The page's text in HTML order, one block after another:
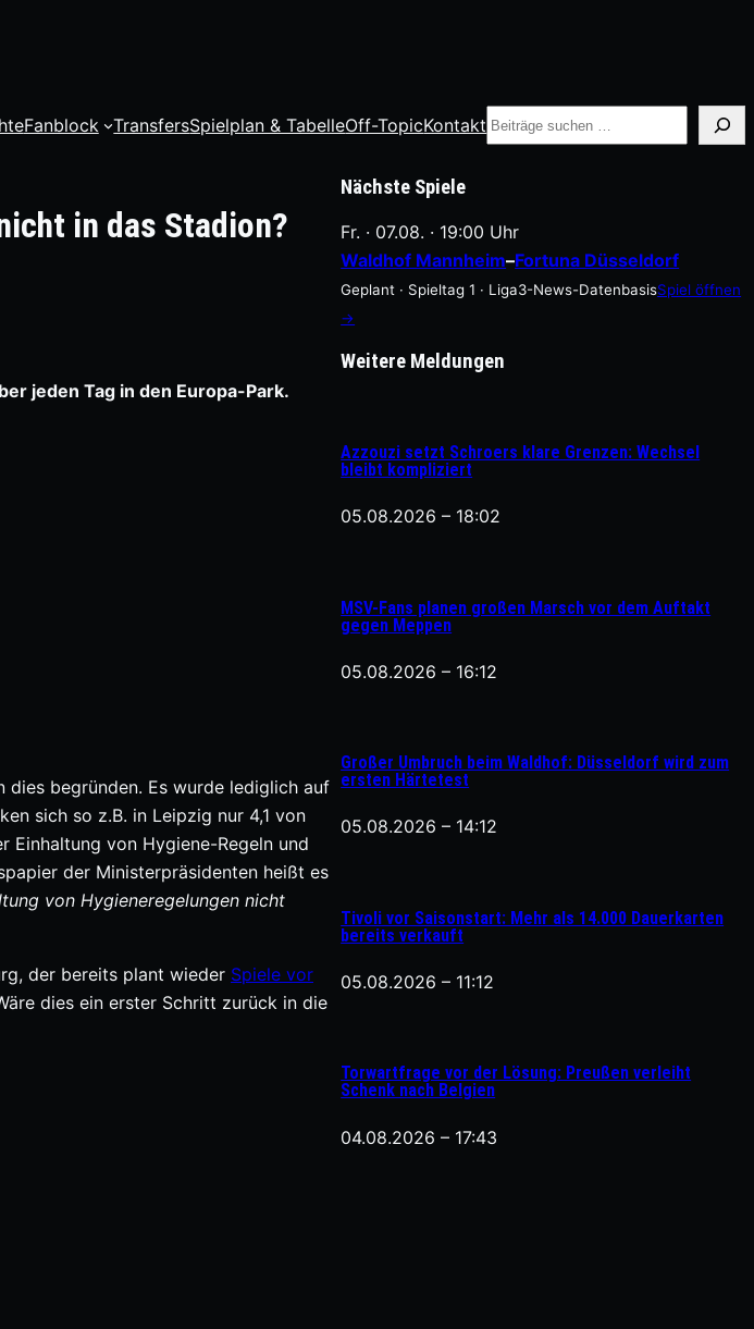
Fanblock TransfersSpielplan & TabelleOff-TopicKontakt Suche
in das Stadion?
jeden Tag in den Europa-Park.
dies begründen. Es wurde lediglich auf
sich so z.B. in Leipzig nur 4,1 von
Einhaltung von Hygiene-Regeln und
der Ministerpräsidenten heißt es
von Hygieneregelungen nicht
der bereits plant wieder Spiele vor
dies ein erster Schritt zurück in die
Nächste Spiele
Fr. · 07.08. · 19:00 Uhr
Waldhof Mannheim–Fortuna Düsseldorf
Geplant · Spieltag 1 · Liga3-News-DatenbasisSpiel öffnen
→
Weitere Meldungen
Azzouzi setzt Schroers klare Grenzen: Wechsel
bleibt kompliziert
05.08.2026 – 18:02
MSV-Fans planen großen Marsch vor dem Auftakt
gegen Meppen
05.08.2026 – 16:12
Großer Umbruch beim Waldhof: Düsseldorf wird zum
ersten Härtetest
05.08.2026 – 14:12
Tivoli vor Saisonstart: Mehr als 14.000 Dauerkarten
bereits verkauft
05.08.2026 – 11:12
Torwartfrage vor der Lösung: Preußen verleiht
Schenk nach Belgien
04.08.2026 – 17:43